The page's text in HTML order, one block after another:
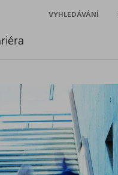
VYHLEDÁVÁNÍ